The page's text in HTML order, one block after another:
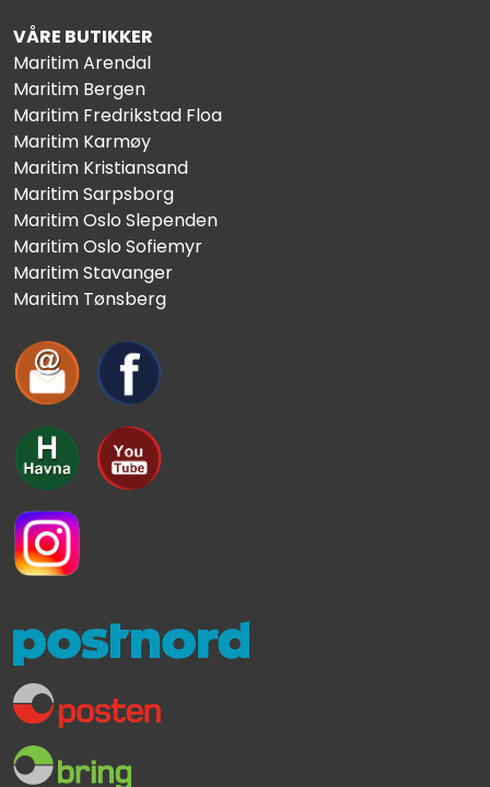
VÅRE BUTIKKER
Maritim Arendal
Maritim Bergen
Maritim Fredrikstad Floa
Maritim Karmøy
Maritim Kristiansand
Maritim Sarpsborg
Maritim Oslo Slependen
Maritim Oslo Sofiemyr
Maritim Stavanger
Maritim Tønsberg